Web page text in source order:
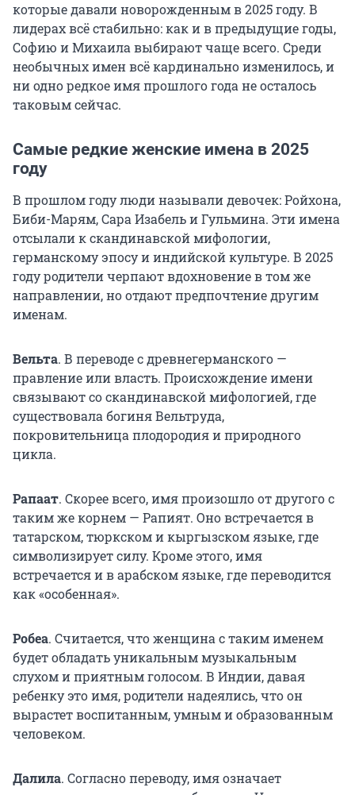
которые давали новорожденным в 2025 году. В
лидерах всё стабильно: как и в предыдущие годы,
Софию и Михаила выбирают чаще всего. Среди
необычных имен всё кардинально изменилось, и
ни одно редкое имя прошлого года не осталось
таковым сейчас.
Самые редкие женские имена в 2025
году
В прошлом году люди называли девочек: Ройхона,
Биби-Марям, Сара Изабель и Гульмина. Эти имена
отсылали к скандинавской мифологии,
германскому эпосу и индийской культуре. В 2025
году родители черпают вдохновение в том же
направлении, но отдают предпочтение другим
именам.
Вельта. В переводе с древнегерманского —
правление или власть. Происхождение имени
связывают со скандинавской мифологией, где
существовала богиня Вельтруда,
покровительница плодородия и природного
цикла.
Рапаат. Скорее всего, имя произошло от другого с
таким же корнем — Рапият. Оно встречается в
татарском, тюркском и кыргызском языке, где
символизирует силу. Кроме этого, имя
встречается и в арабском языке, где переводится
как «особенная».
Робеа. Считается, что женщина с таким именем
будет обладать уникальным музыкальным
слухом и приятным голосом. В Индии, давая
ребенку это имя, родители надеялись, что он
вырастет воспитанным, умным и образованным
человеком.
Далила. Согласно переводу, имя означает